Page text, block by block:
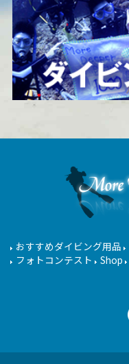
おすすめダイビング用品
フォトコンテスト
Shop